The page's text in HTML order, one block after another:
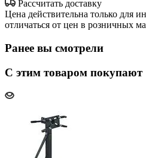
Рассчитать доставку
Цена действительна только для
отличаться от цен в розничных
Ранее вы смотрели
С этим товаром покупают